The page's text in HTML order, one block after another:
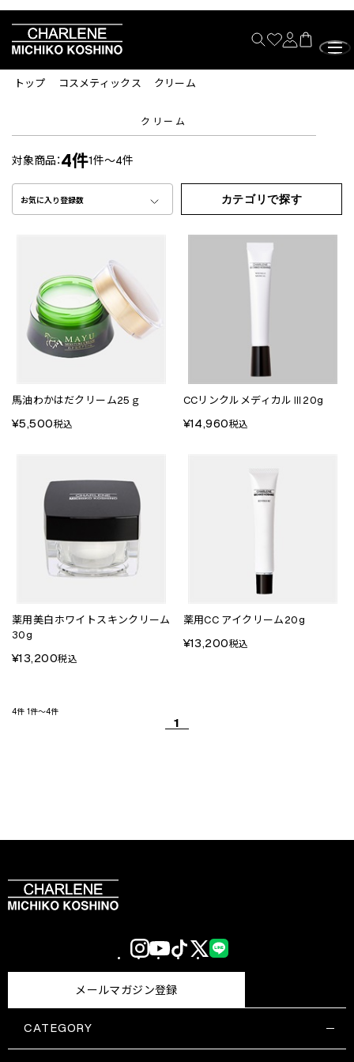
トップ コスメティックス クリーム
クリーム
対象商品：4件1件～4件
お気に入り登録数 カテゴリで探す
馬油わかはだクリーム25ｇ
¥5,500税込
CCリンクルメディカルⅢ20g
¥14,960税込
薬用美白ホワイトスキンクリーム
30g
¥13,200税込
薬用CC アイクリーム20g
¥13,200税込
4件 1件～4件
1
CATEGORY
メールマガジン登録